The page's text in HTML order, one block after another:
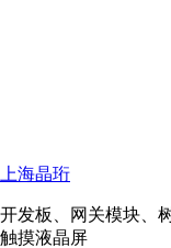
上海晶珩
开发板、网关模块、
触摸液晶屏